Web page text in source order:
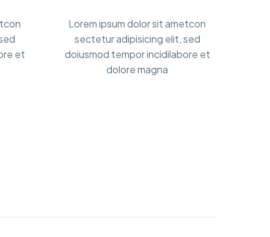
et
Lorem ipsum dolor sit ametcon
sectetur adipisicing elit, sed
doiusmod tempor incidilabore et
dolore magna